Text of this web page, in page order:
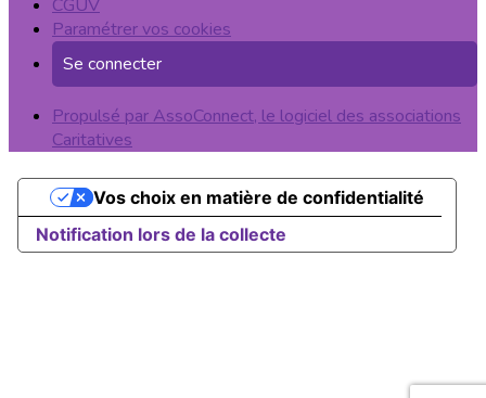
CGUV
Paramétrer vos cookies
Se connecter
Propulsé par AssoConnect, le logiciel des associations
Caritatives
Notification lors de la collecte
Vos choix en matière de confidentialité